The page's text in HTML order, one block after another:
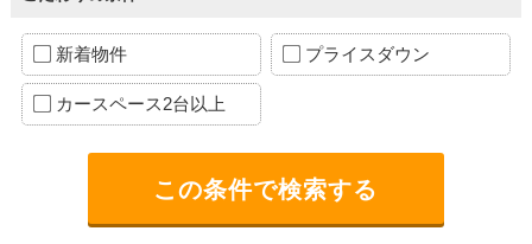
新着物件 プライスダウン
カースペース2台以上